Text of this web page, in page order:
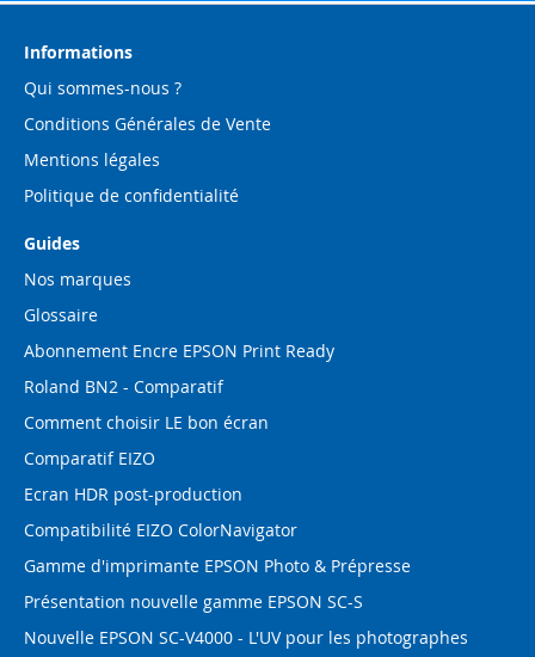
d’information
Informations
Qui sommes-nous ?
Conditions Générales de Vente
Mentions légales
Politique de confidentialité
Guides
Nos marques
Glossaire
Abonnement Encre EPSON Print Ready
Roland BN2 - Comparatif
Comment choisir LE bon écran
Comparatif EIZO
Ecran HDR post-production
Compatibilité EIZO ColorNavigator
Gamme d'imprimante EPSON Photo & Prépresse
Présentation nouvelle gamme EPSON SC-S
Nouvelle EPSON SC-V4000 - L'UV pour les photographes